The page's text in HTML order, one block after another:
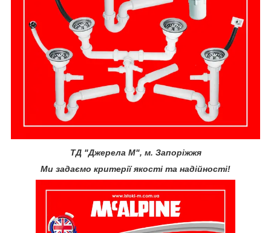
ТД "Джерела М", м. Запоріжжя
Ми задаємо критерії якості та надійності!